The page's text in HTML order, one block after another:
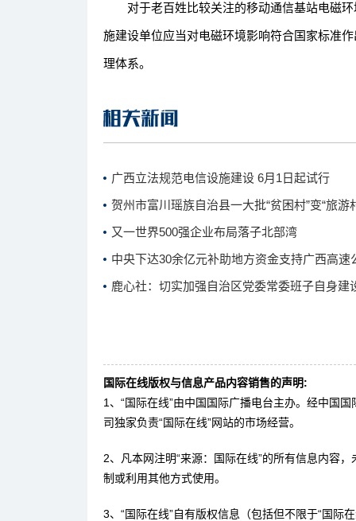
对于老百姓比较关注的移动通信基站电磁环
施建设单位应当对电磁环境影响符合国家标准
理体系。
广西立法规范电信设施建设 6月1日起试行
贺州市富川瑶族自治县一大批“贫困村”变“旅游
又一世界500强企业布局落子北部湾
中央下达30余亿元补助地方资金支持广西高速
鹿心社：切实加强自治区党委常委班子自身建
国际在线版权与信息产品内容销售的声明:
1、“国际在线”由中国国际广播电台主办。经中国
司独家负责“国际在线”网站的市场经营。
2、凡本网注明“来源：国际在线”的所有信息内容
制或利用其他方式使用。
3、“国际在线”自有版权信息（包括但不限于“国际